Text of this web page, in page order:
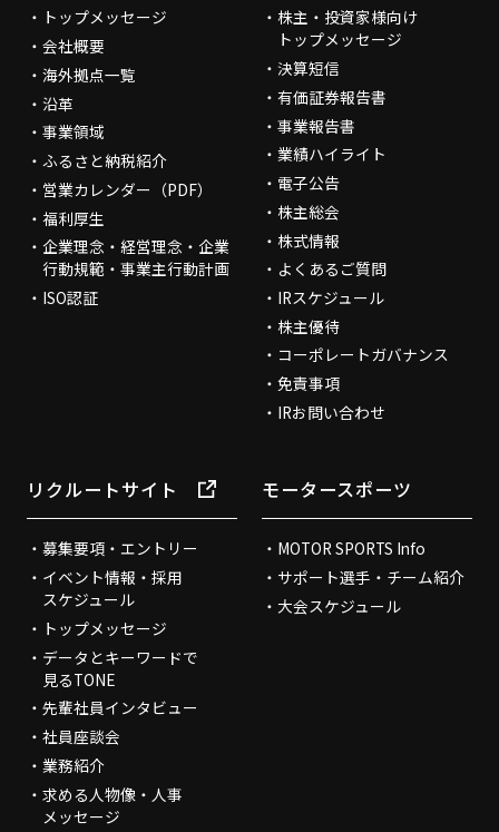
トップメッセージ
会社概要
海外拠点一覧
沿革
事業領域
ふるさと納税紹介
営業カレンダー（PDF）
福利厚生
企業理念・経営理念・企業
行動規範・事業主行動計画
ISO認証
株主・投資家様向け
トップメッセージ
決算短信
有価証券報告書
事業報告書
業績ハイライト
電子公告
株主総会
株式情報
よくあるご質問
IRスケジュール
株主優待
コーポレートガバナンス
免責事項
IRお問い合わせ
リクルートサイト
募集要項・エントリー
イベント情報・採用
スケジュール
トップメッセージ
データとキーワードで
見るTONE
先輩社員インタビュー
社員座談会
業務紹介
求める人物像・人事
メッセージ
モータースポーツ
MOTOR SPORTS Info
サポート選手・チーム紹介
大会スケジュール